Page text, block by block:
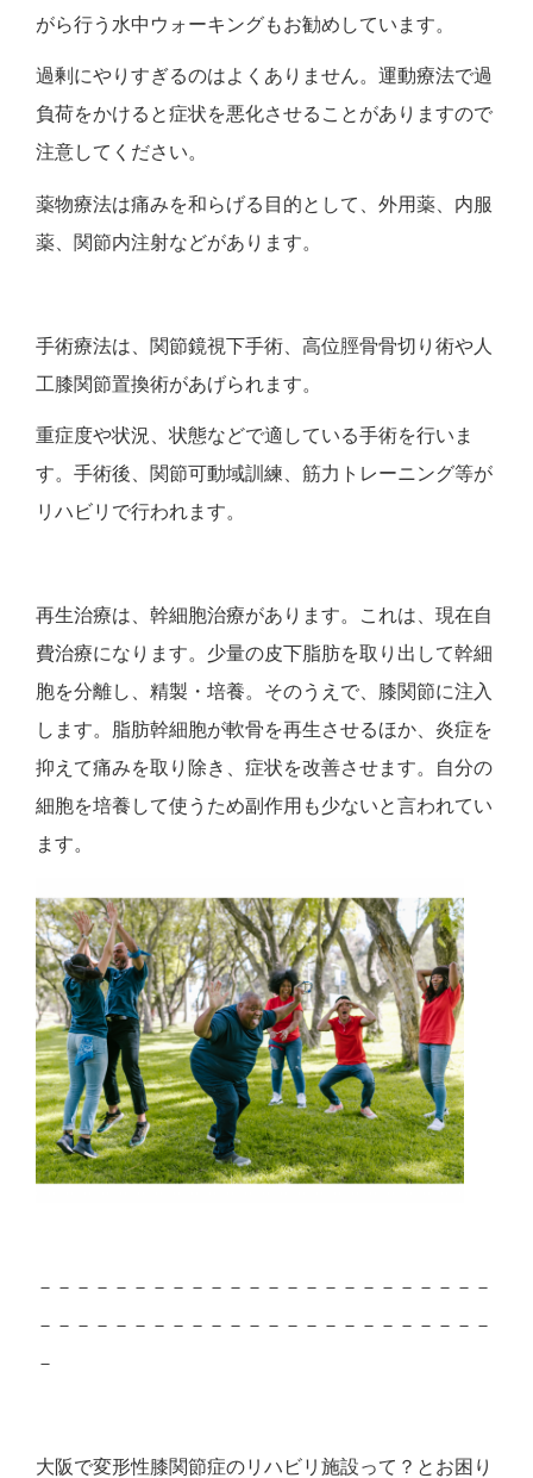
がら行う水中ウォーキングもお勧めしています。
過剰にやりすぎるのはよくありません。運動療法で過
負荷をかけると症状を悪化させることがありますので
注意してください。
薬物療法は痛みを和らげる目的として、外用薬、内服
薬、関節内注射などがあります。
手術療法は、関節鏡視下手術、高位脛骨骨切り術や人
工膝関節置換術があげられます。
重症度や状況、状態などで適している手術を行いま
す。手術後、関節可動域訓練、筋力トレーニング等が
リハビリで行われます。
再生治療は、幹細胞治療があります。これは、現在自
費治療になります。少量の皮下脂肪を取り出して幹細
胞を分離し、精製・培養。そのうえで、膝関節に注入
します。脂肪幹細胞が軟骨を再生させるほか、炎症を
抑えて痛みを取り除き、症状を改善させます。自分の
細胞を培養して使うため副作用も少ないと言われてい
ます。
－－－－－－－－－－－－－－－－－－－－－－－－
－－－－－－－－－－－－－－－－－－－－－－－－
－
大阪で変形性膝関節症のリハビリ施設って？とお困り